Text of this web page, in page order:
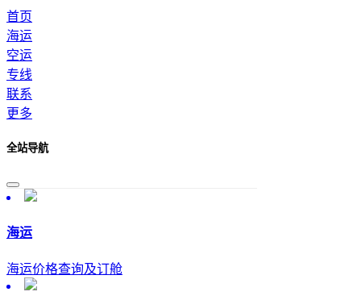
首页
海运
空运
专线
联系
更多
全站导航
海运
海运价格查询及订舱